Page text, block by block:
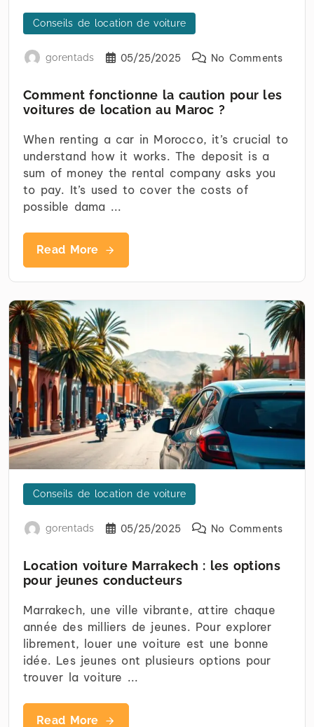
Conseils de location de voiture
gorentads 05/25/2025 No Comments
Comment fonctionne la caution pour les
voitures de location au Maroc ?
When renting a car in Morocco, it’s crucial to
understand how it works. The deposit is a
sum of money the rental company asks you
to pay. It’s used to cover the costs of
possible dama ...
Read More
Conseils de location de voiture
gorentads 05/25/2025 No Comments
Location voiture Marrakech : les options
pour jeunes conducteurs
Marrakech, une ville vibrante, attire chaque
année des milliers de jeunes. Pour explorer
librement, louer une voiture est une bonne
idée. Les jeunes ont plusieurs options pour
trouver la voiture ...
Read More